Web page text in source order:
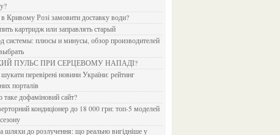
в Кривому Розі замовити доставку води?
картридж или заправлять старый
ПУЛЬС ПРИ СЕРЦЕВОМУ НАПАДІ?
порталів
таке дофаміновий сайт?